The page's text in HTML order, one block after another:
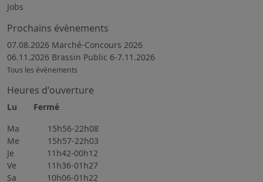
Jobs
Prochains évènements
07.08.2026 Marché-Concours 2026
06.11.2026 Brassin Public 6-7.11.2026
Tous les évènements
Heures d'ouverture
Lu Fermé
Ma 15h56-22h08
Me 15h57-22h03
Je 11h42-00h12
Ve 11h36-01h27
Sa 10h06-01h22